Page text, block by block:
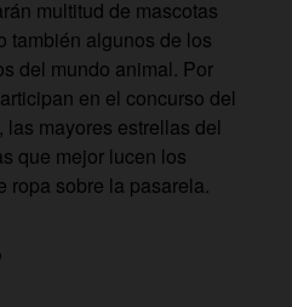
multitud de mascotas
también algunos de los
del mundo animal. Por
en el concurso del
mayores estrellas del
que mejor lucen los
ropa sobre la pasarela.